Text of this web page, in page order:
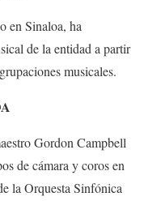
en Sinaloa, ha
de la entidad a partir
musicales.
Gordon Campbell
de cámara y coros en
la Orquesta Sinfónica